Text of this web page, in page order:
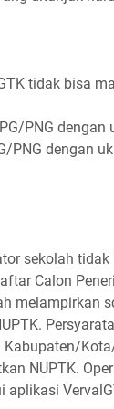
tidak bisa
PNG dengan
PNG dengan
sekolah
Calon
melampirkan
NUPTK.
aplikasi